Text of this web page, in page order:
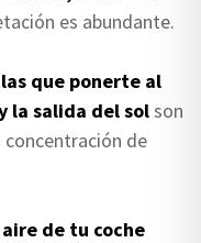
es abundante.
que ponerte al
la salida del solson
de
de tu coche